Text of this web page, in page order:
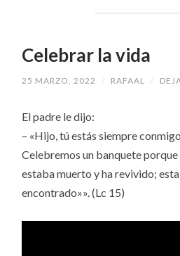
Celebrar la vida
25 MARZO, 2022 / RAFAAL /
El padre le dijo:
– «Hijo, tú estás siempre
Celebremos un banquete
estaba muerto y ha revivido;
encontrado»». (Lc 15)